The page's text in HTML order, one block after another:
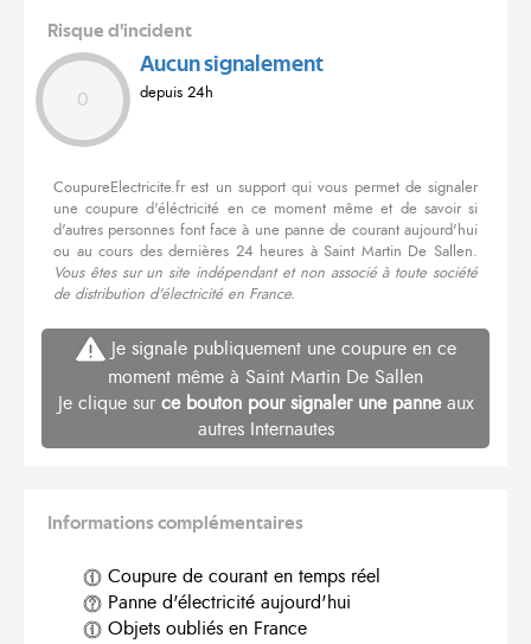
Risque d'incident
0
Aucun signalement
depuis 24h
CoupureElectricite.fr est un support qui vous permet de signaler
une coupure d'éléctricité en ce moment même et de savoir si
d'autres personnes font face à une panne de courant aujourd'hui
ou au cours des dernières 24 heures à Saint Martin De Sallen.
Vous êtes sur un site indépendant et non associé à toute société
de distribution d'électricité en France.
Je signale publiquement une coupure en ce
moment même à Saint Martin De Sallen
Je clique sur ce bouton pour signaler une panneaux
autres Internautes
Informations complémentaires
Coupure de courant en temps réel
Panne d'électricité aujourd'hui
Objets oubliés en France